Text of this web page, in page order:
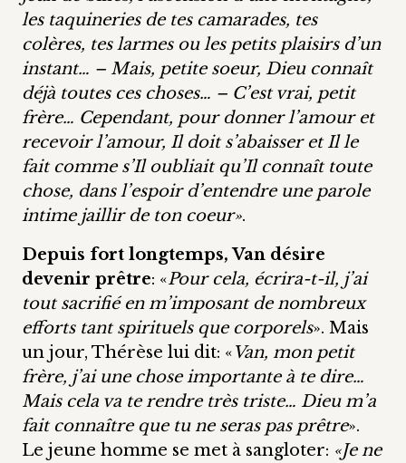
les taquineries de tes camarades, tes
colères, tes larmes ou les petits plaisirs d’un
instant… – Mais, petite soeur, Dieu connaît
déjà toutes ces choses… – C’est vrai, petit
frère… Cependant, pour donner l’amour et
recevoir l’amour, Il doit s’abaisser et Il le
fait comme s’Il oubliait qu’Il connaît toute
chose, dans l’espoir d’entendre une parole
intime jaillir de ton coeur».
Depuis fort longtemps, Van désire
devenir prêtre: «Pour cela, écrira-t-il, j’ai
tout sacrifié en m’imposant de nombreux
efforts tant spirituels que corporels». Mais
un jour, Thérèse lui dit: «Van, mon petit
frère, j’ai une chose importante à te dire…
Mais cela va te rendre très triste… Dieu m’a
fait connaître que tu ne seras pas prêtre».
Le jeune homme se met à sangloter: «Je ne